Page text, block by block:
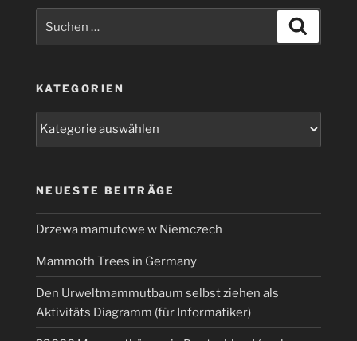
nach:
KATEGORIEN
NEUESTE BEITRÄGE
Drzewa mamutowe w Niemczech
Mammoth Trees in Germany
Den Urweltmammutbaum selbst ziehen als
Aktivitäts Diagramm (für Informatiker)